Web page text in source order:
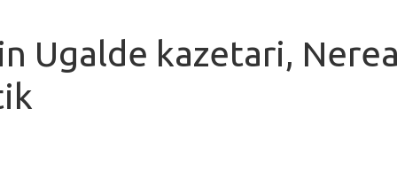
Ugalde kazetari, Nerea